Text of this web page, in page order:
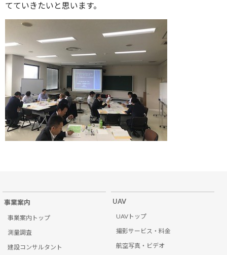
てていきたいと思います。
事業案内
事業案内トップ
測量調査
建設コンサルタント
UAV
UAVトップ
撮影サービス・料金
航空写真・ビデオ